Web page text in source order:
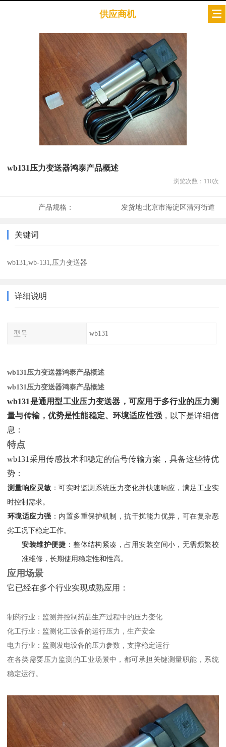
供应商机
wb131压力变送器鸿泰产品概述
浏览次数： 110次
产品规格： 发货地:北京市海淀区清河街道
关键词
wb131,wb-131,压力变送器
详细说明
型号 wb131
wb131压力变送器鸿泰产品概述
wb131压力变送器鸿泰产品概述
wb131是通用型工业压力变送器，可应用于多行业的压力测
量与传输，优势是性能稳定、环境适应性强‌，以下是详细信
息：
特点
wb131采用传感技术和稳定的信号传输方案，具备这些特优
势：
测量响应灵敏 ‌：可实时监测系统压力变化并快速响应，满足工业实
时控制需求。
环境适应力强 ‌：内置多重保护机制，抗干扰能力优异，可在复杂恶
劣工况下稳定工作。
安装维护便捷 ‌：整体结构紧凑，占用安装空间小，无需频繁校
准维修，长期使用稳定性和性高。
应用场景
它已经在多个行业实现成熟应用：
制药行业：监测并控制药品生产过程中的压力变化
化工行业：监测化工设备的运行压力，生产安全
电力行业：监测发电设备的压力参数，支撑稳定运行
在各类需要压力监测的工业场景中，都可承担关键测量职能，系统
稳定运行。